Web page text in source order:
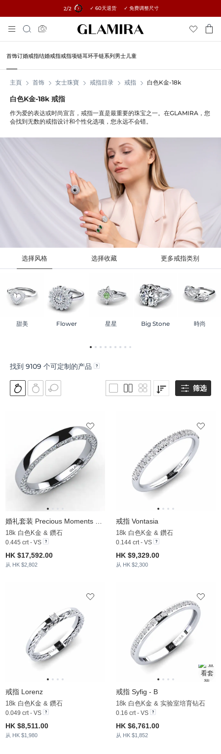
1/2 所有订单15%优惠 →
✓ 60天退货 ✓ 免费调整尺寸
To
Content
搜
首饰订婚戒指结婚戒指戒指项链耳环手链系列男士儿童
主頁 首饰 女士珠寶 戒指目录 戒指 白色K金-18k
白色K金-18k 戒指
作为爱的表达或时尚宣言，戒指一直是最重要的珠宝之一。在GLAMIRA，您
会找到无数的戒指设计和个性化选项，您永远不会错。
选择风格 选择收藏 更多戒指类别
甜美 Flower 星星 Big Stone 時尚
找到 9109 个可定制的产品
筛选
18k 白色K金 & 鑽石
0.445 crt - VS
HK $17,592.00
从 HK $2,802
戒指 Vontasia
18k 白色K金 & 鑽石
0.144 crt - VS
HK $9,329.00
从 HK $2,300
戒指 Lorenz
18k 白色K金 & 鑽石
0.049 crt - VS
HK $8,511.00
从 HK $1,980
戒指 Syfig - B
18k 白色K金 & 实验室培育钻石
0.16 crt - VS
HK $6,761.00
从 HK $1,852